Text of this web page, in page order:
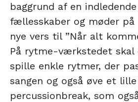
baggrund af en
fællesskaber og møder
nye vers til ”Når alt
På rytme-værkstedet skal
spille enkle rytmer, der
sangen og også øve et lille
percussionbreak, som